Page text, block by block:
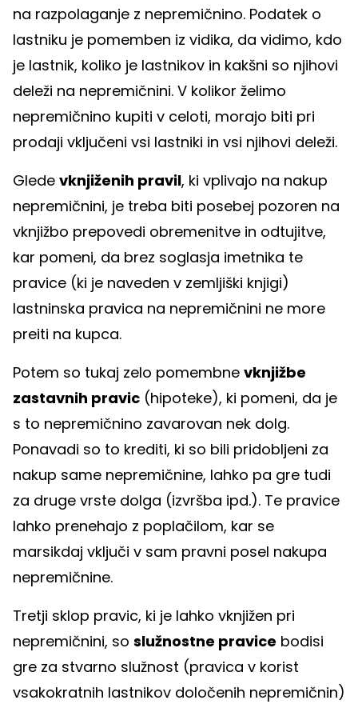
na razpolaganje z nepremičnino. Podatek o
lastniku je pomemben iz vidika, da vidimo, kdo
je lastnik, koliko je lastnikov in kakšni so njihovi
deleži na nepremičnini. V kolikor želimo
nepremičnino kupiti v celoti, morajo biti pri
prodaji vključeni vsi lastniki in vsi njihovi deleži.
Glede vknjiženih pravil, ki vplivajo na nakup
nepremičnini, je treba biti posebej pozoren na
vknjižbo prepovedi obremenitve in odtujitve,
kar pomeni, da brez soglasja imetnika te
pravice (ki je naveden v zemljiški knjigi)
lastninska pravica na nepremičnini ne more
preiti na kupca.
Potem so tukaj zelo pomembne vknjižbe
zastavnih pravic (hipoteke), ki pomeni, da je
s to nepremičnino zavarovan nek dolg.
Ponavadi so to krediti, ki so bili pridobljeni za
nakup same nepremičnine, lahko pa gre tudi
za druge vrste dolga (izvršba ipd.). Te pravice
lahko prenehajo z poplačilom, kar se
marsikdaj vključi v sam pravni posel nakupa
nepremičnine.
Tretji sklop pravic, ki je lahko vknjižen pri
nepremičnini, so služnostne pravice bodisi
gre za stvarno služnost (pravica v korist
vsakokratnih lastnikov določenih nepremičnin)